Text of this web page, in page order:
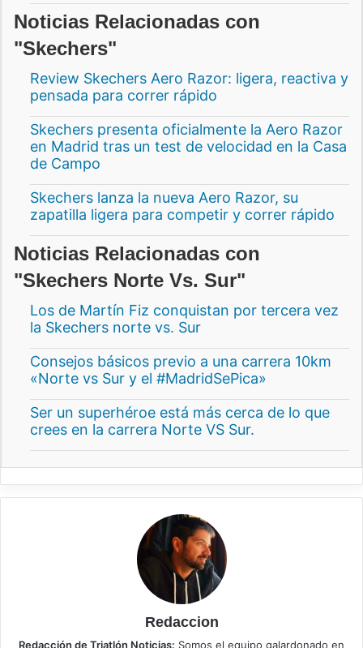
Noticias Relacionadas con
"Skechers"
Review Skechers Aero Razor: ligera, reactiva y
pensada para correr rápido
Skechers presenta oficialmente la Aero Razor
en Madrid tras un test de velocidad en la Casa
de Campo
Skechers lanza la nueva Aero Razor, su
zapatilla ligera para competir y correr rápido
Noticias Relacionadas con
"Skechers Norte Vs. Sur"
Los de Martín Fiz conquistan por tercera vez
la Skechers norte vs. Sur
Consejos básicos previo a una carrera 10km
«Norte vs Sur y el #MadridSePica»
Ser un superhéroe está más cerca de lo que
crees en la carrera Norte VS Sur.
Redaccion
Redacción de Triatlón Noticias: Somos el equipo galardonado en